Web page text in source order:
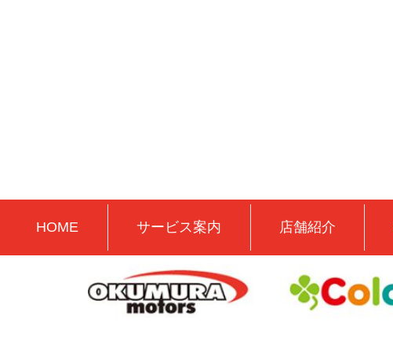
HOME サービス案内 店舗紹介